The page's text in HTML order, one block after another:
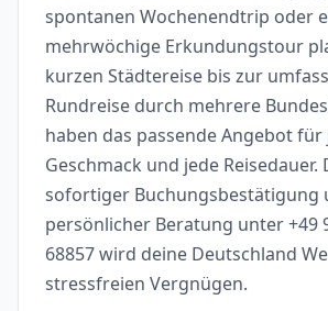
spontanen Wochenendtrip oder
mehrwöchige Erkundungstour
kurzen Städtereise bis zur
Rundreise durch mehrere
haben das passende Angebot für
Geschmack und jede Reisedauer.
sofortiger Buchungsbestätigung
persönlicher Beratung unter +49
68857 wird deine Deutschland
stressfreien Vergnügen.